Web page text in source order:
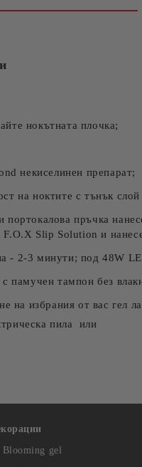
работния ден.
нокътната плочка;
некиселинен препарат;
на ноктите с тънък
пръчка
F.O.X Slip Solution и
- 2-3 минути; под 48W
с памучен тампон без
на избрания от вас гел
пила или
Blooming gel